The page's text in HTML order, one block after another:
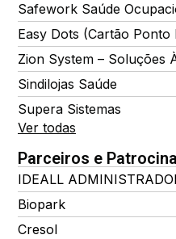
Safework Saúde
Easy Dots (Cartão Ponto
Zion System – Soluções
Sindilojas Saúde
Supera Sistemas
Ver todas
Parceiros e
Biopark
Cresol